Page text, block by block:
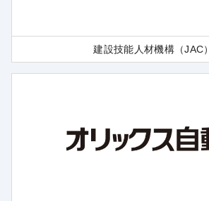
建設技能人材機構（JAC）